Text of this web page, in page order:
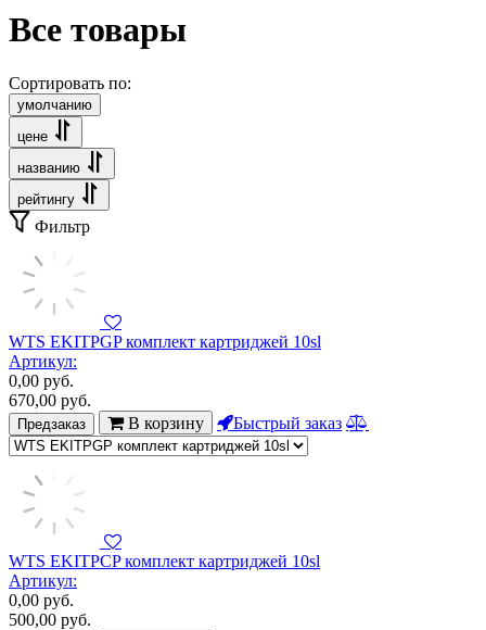
Все товары
Сортировать по:
умолчанию
цене
названию
рейтингу
Фильтр
WTS EKITPGP комплект картриджей 10sl
Артикул:
0,00 руб.
670,00 руб.
Предзаказ В корзину Быстрый заказ
WTS EKITPCP комплект картриджей 10sl
Артикул:
0,00 руб.
500,00 руб.